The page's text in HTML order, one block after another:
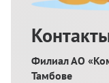
Филиал АО
Тамбове